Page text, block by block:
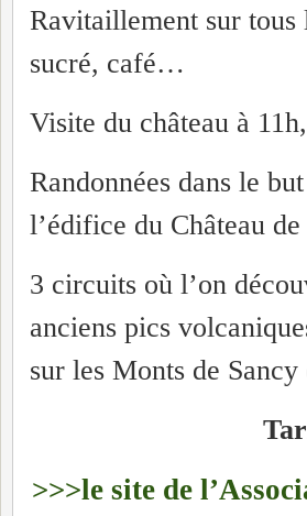
Ravitaillement sur tous
sucré, café…
Visite du château à
Randonnées dans le
l’édifice du Château
3 circuits où l’on
anciens pics
sur les Monts de
>>>le site de